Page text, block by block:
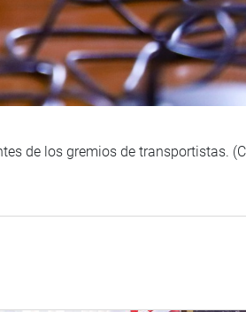
de los gremios de transportistas.